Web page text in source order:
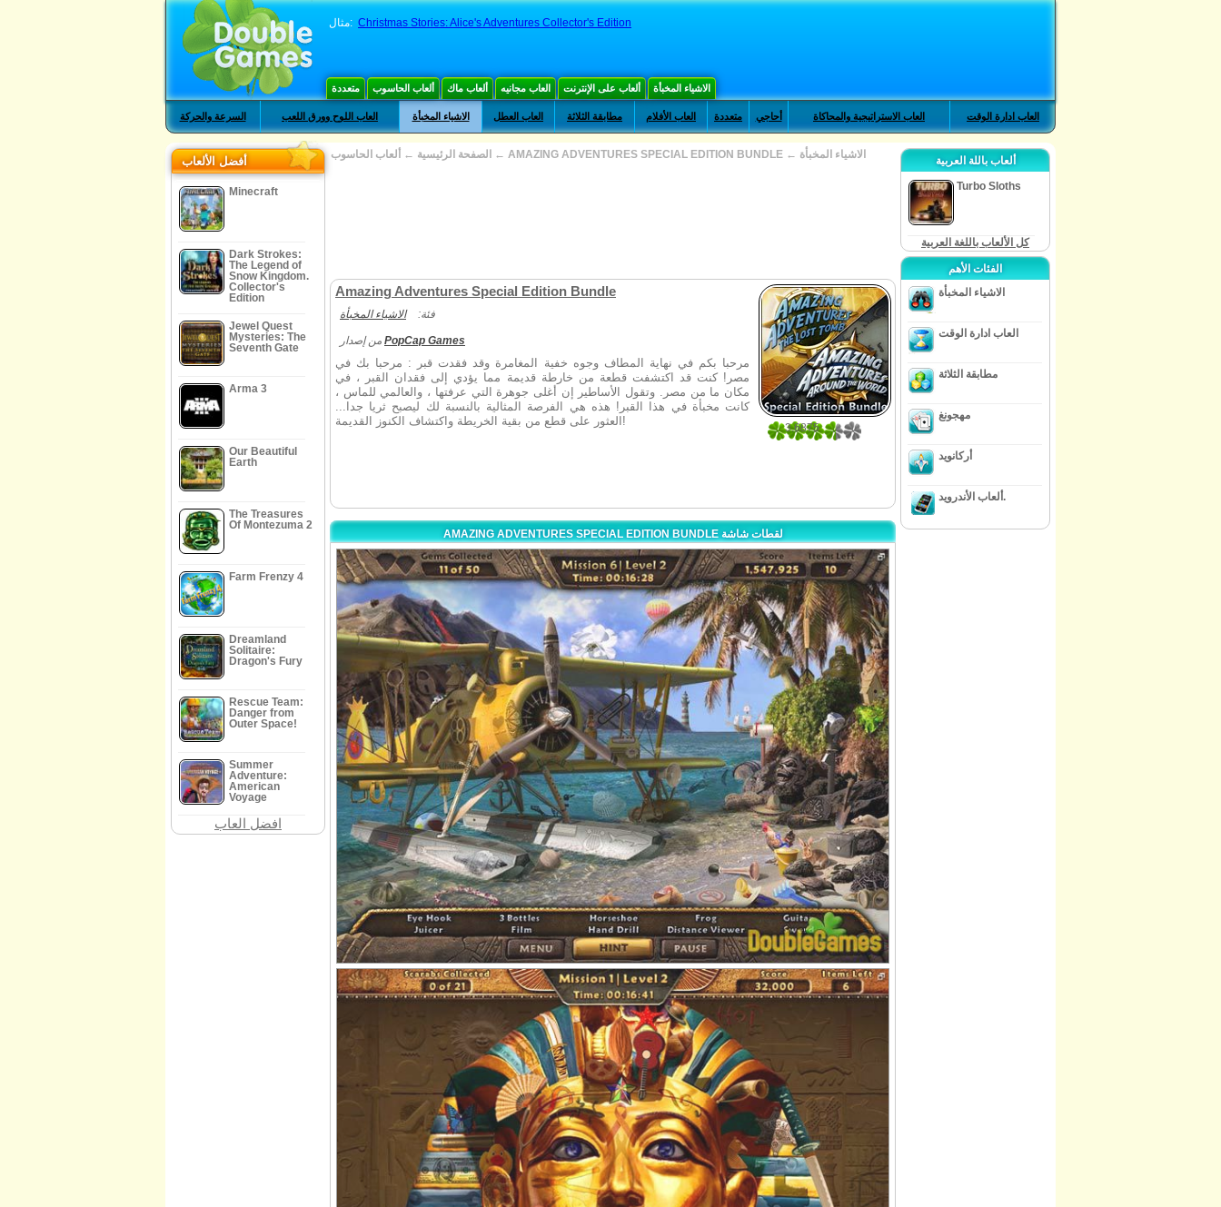
مثال: Christmas Stories: Alice's Adventures Collector's Edition
متعددة ألعاب الحاسوب ألعاب ماك العاب مجانيه ألعاب على الإنترنت الاشياء المخبأة
السرعة والحركة العاب اللوح وورق اللعب الاشياء المخبأة العاب العطل مطابقة الثلاثة العاب الأفلام متعددة أحاجي العاب الاستراتيجية والمحاكاة العاب ادارة الوقت
أفضل الألعاب
Minecraft
Dark Strokes:
The Legend of
Snow Kingdom.
Collector's
Edition
Jewel Quest
Mysteries: The
Seventh Gate
Arma 3
Our Beautiful
Earth
The Treasures
Of Montezuma 2
Farm Frenzy 4
Dreamland
Solitaire:
Dragon's Fury
Rescue Team:
Danger from
Outer Space!
Summer
Adventure:
American
Voyage
افضل العاب
الصفحة الرئيسية ← ألعاب الحاسوب ← AMAZING ADVENTURES SPECIAL EDITION BUNDLE ← الاشياء المخبأة
3.6875
Amazing Adventures Special Edition Bundle
فئة: الاشياء المخبأة
PopCap Games
مرحبا بكم في نهاية المطاف وجوه خفية المغامرة وقد فقدت قبر : مرحبا بك في
مصر! كنت قد اكتشفت قطعة من خارطة قديمة مما يؤدي إلى فقدان القبر ، في
مكان ما من مصر. وتقول الأساطير إن أغلى جوهرة التي عرفتها ، والعالمي للماس ،
كانت مخبأة في هذا القبر! هذه هي الفرصة المثالية بالنسبة لك ليصبح ثريا جدا...
العثور على قطع من بقية الخريطة واكتشاف الكنوز القديمة!
AMAZING ADVENTURES SPECIAL EDITION BUNDLE لقطات شاشة
ألعاب باللة العربية
Turbo Sloths
كل الألعاب باللغة العربية
الفئات الأهم
الاشياء المخبأة
العاب ادارة الوقت
مطابقة الثلاثة
مهجونغ
أركانويد
ألعاب الأندرويد.